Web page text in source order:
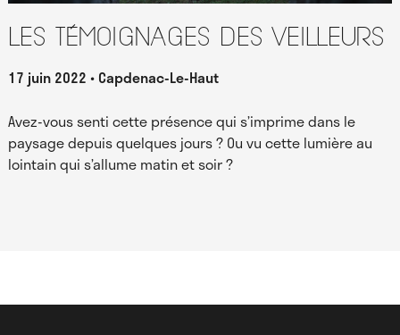
Les témoignages des Veilleurs
17 juin 2022 Capdenac-Le-Haut
Avez-vous senti cette présence qui s’imprime dans le
paysage depuis quelques jours ? Ou vu cette lumière au
lointain qui s’allume matin et soir ?